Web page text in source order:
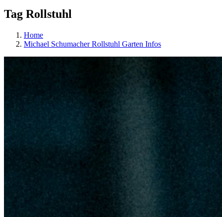
Tag Rollstuhl
Home
Michael Schumacher Rollstuhl Garten Infos